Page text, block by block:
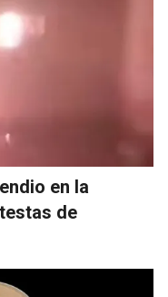
en la
de